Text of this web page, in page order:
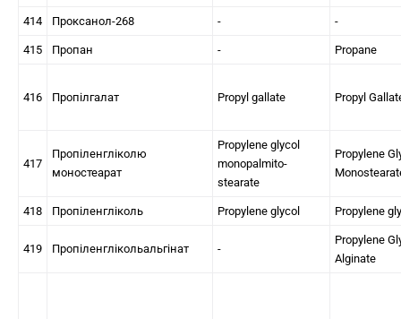
414 Проксанол-268 - -
415 Пропан - Propane
416 Пропілгалат Propyl gallate Propyl
417
Пропіленгліколю
моностеарат
Propylene glycol
monopalmito-
stearate
Propylene
418 Пропіленгліколь Propylene glycol Propylene
419 Пропіленглікольальгінат -
Propylene
Alginate